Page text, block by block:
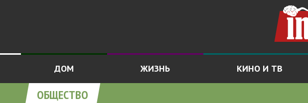
ДОМ ЖИЗНЬ КИНО И ТВ
ОБЩЕСТВО